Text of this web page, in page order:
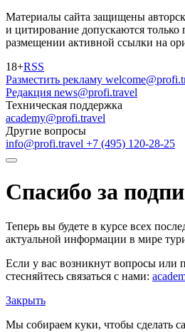
Материалы сайта защищены
и цитирование допускаются только
размещении активной ссылки на
18+RSS
Разместить рекламу
Редакция news@profi.travel
Техническая поддержка
academy@profi.travel
Другие вопросы
info@profi.travel +7 (495) 120-28-25
Спасибо за
Теперь вы будете в курсе всех
актуальной информации в мире
Если у вас возникнут вопросы или
стесняйтесь связаться с нами:
Закрыть
Мы собираем куки, чтобы сделать